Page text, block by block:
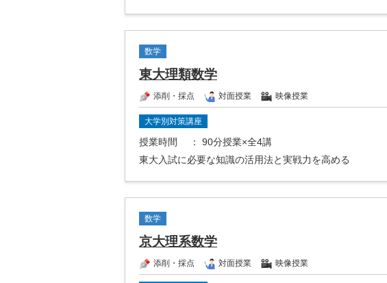
数学
東大理類数学
添削・採点 対面授業 映像授業
大学別対策講座
授業時間
： 90分授業×全4講
東大入試に必要な知識の活用法と実戦力を高める
数学
京大理系数学
添削・採点 対面授業 映像授業